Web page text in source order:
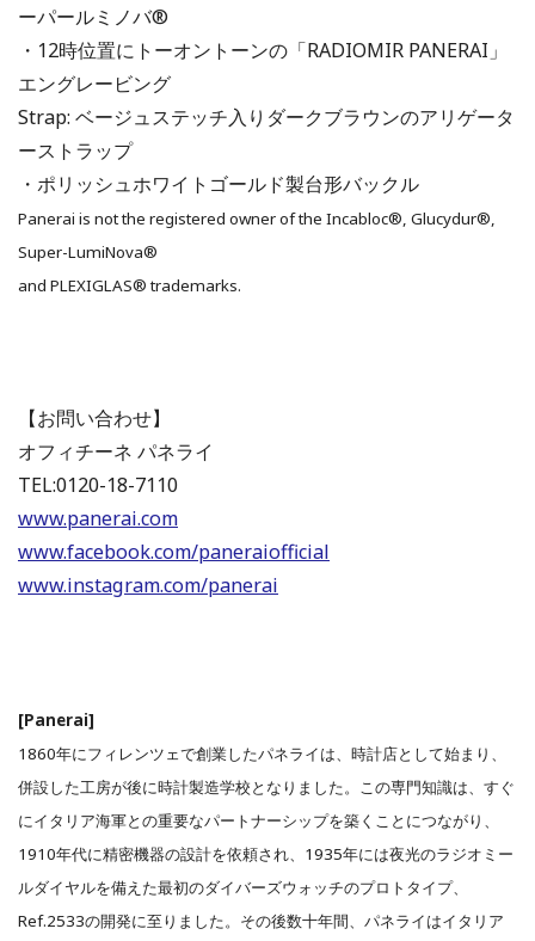
ーパールミノバ®
・12時位置にトーオントーンの「RADIOMIR PANERAI」
エングレービング
Strap: ベージュステッチ入りダークブラウンのアリゲータ
ーストラップ
・ポリッシュホワイトゴールド製台形バックル
Panerai is not the registered owner of the Incabloc®, Glucydur®,
Super-LumiNova®
and PLEXIGLAS® trademarks.
【お問い合わせ】
オフィチーネ パネライ
TEL:0120-18-7110
www.panerai.com
www.facebook.com/paneraiofficial
www.instagram.com/panerai
[Panerai]
1860年にフィレンツェで創業したパネライは、時計店として始まり、
併設した工房が後に時計製造学校となりました。この専門知識は、すぐ
にイタリア海軍との重要なパートナーシップを築くことにつながり、
1910年代に精密機器の設計を依頼され、1935年には夜光のラジオミー
ルダイヤルを備えた最初のダイバーズウォッチのプロトタイプ、
Ref.2533の開発に至りました。その後数十年間、パネライはイタリア